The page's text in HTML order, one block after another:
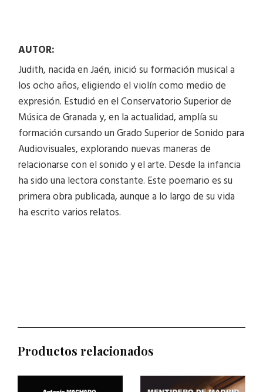
AUTOR:
Judith, nacida en Jaén, inició su formación musical a
los ocho años, eligiendo el violín como medio de
expresión. Estudió en el Conservatorio Superior de
Música de Granada y, en la actualidad, amplía su
formación cursando un Grado Superior de Sonido para
Audiovisuales, explorando nuevas maneras de
relacionarse con el sonido y el arte. Desde la infancia
ha sido una lectora constante. Este poemario es su
primera obra publicada, aunque a lo largo de su vida
ha escrito varios relatos.
Productos relacionados